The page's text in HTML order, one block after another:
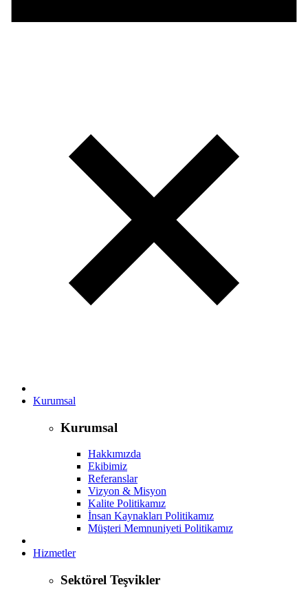
Kurumsal
Kurumsal
Hakkımızda
Ekibimiz
Referanslar
Vizyon & Misyon
Kalite Politikamız
İnsan Kaynakları Politikamız
Müşteri Memnuniyeti Politikamız
Hizmetler
Sektörel Teşvikler